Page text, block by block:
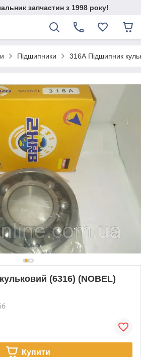
запчастин з 1998 року!
Підшипники 316А Підшипник
(6316) (NOBEL)
Купити